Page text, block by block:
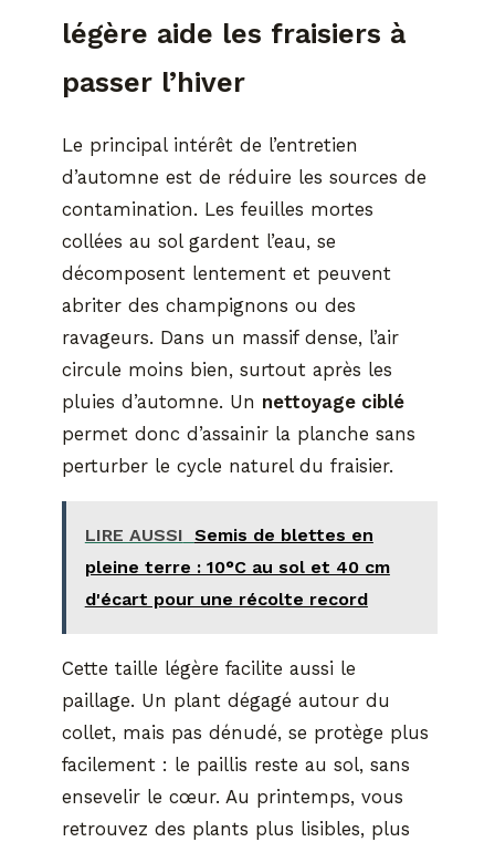
légère aide les fraisiers à
passer l’hiver
Le principal intérêt de l’entretien
d’automne est de réduire les sources de
contamination. Les feuilles mortes
collées au sol gardent l’eau, se
décomposent lentement et peuvent
abriter des champignons ou des
ravageurs. Dans un massif dense, l’air
circule moins bien, surtout après les
pluies d’automne. Un nettoyage ciblé
permet donc d’assainir la planche sans
perturber le cycle naturel du fraisier.
LIRE AUSSI Semis de blettes en
pleine terre : 10°C au sol et 40 cm
d'écart pour une récolte record
Cette taille légère facilite aussi le
paillage. Un plant dégagé autour du
collet, mais pas dénudé, se protège plus
facilement : le paillis reste au sol, sans
ensevelir le cœur. Au printemps, vous
retrouvez des plants plus lisibles, plus